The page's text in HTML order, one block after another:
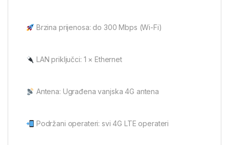
Brzina prijenosa: do 300 Mbps (Wi-Fi)
LAN priključci: 1 × Ethernet
Antena: Ugrađena vanjska 4G antena
Podržani operateri: svi 4G LTE operateri